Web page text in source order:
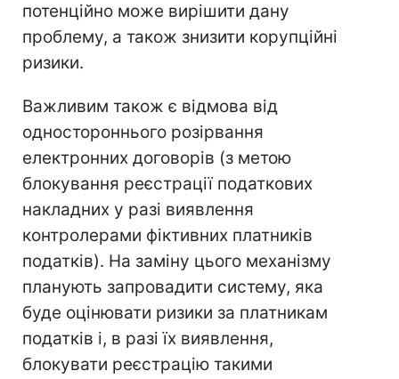
потенційно може вирішити дану
проблему, а також знизити корупційні
ризики.
Важливим також є відмова від
одностороннього розірвання
електронних договорів (з метою
блокування реєстрації податкових
накладних у разі виявлення
контролерами фіктивних платників
податків). На заміну цього механізму
планують запровадити систему, яка
буде оцінювати ризики за платникам
податків і, в разі їх виявлення,
блокувати реєстрацію такими